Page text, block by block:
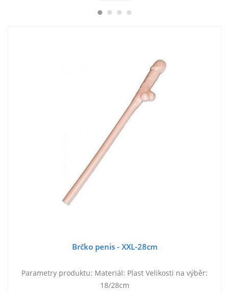
Brčko penis - XXL-28cm
Parametry produktu: Materiál: Plast Velikosti na výběr:
18/28cm